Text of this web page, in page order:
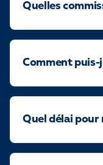
Quelles
Comment puis-
Quel délai pour